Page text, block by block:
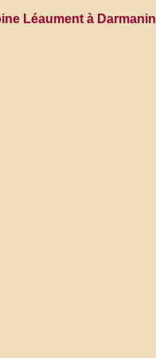
Léaument à Darmanin